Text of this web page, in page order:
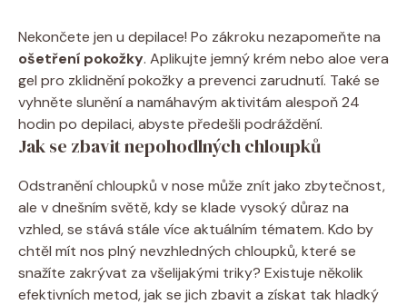
Nekončete jen u depilace! Po zákroku nezapomeňte na
ošetření pokožky. Aplikujte jemný krém nebo aloe vera
gel pro zklidnění pokožky a prevenci zarudnutí. Také se
vyhněte slunění a namáhavým aktivitám alespoň 24
hodin po depilaci, abyste předešli podráždění.
Jak se zbavit nepohodlných chloupků
Odstranění chloupků v nose může znít jako zbytečnost,
ale v dnešním světě, kdy se klade vysoký důraz na
vzhled, se stává stále více aktuálním tématem. Kdo by
chtěl mít nos plný nevzhledných chloupků, které se
snažíte zakrývat za všelijakými triky? Existuje několik
efektivních metod, jak se jich zbavit a získat tak hladký